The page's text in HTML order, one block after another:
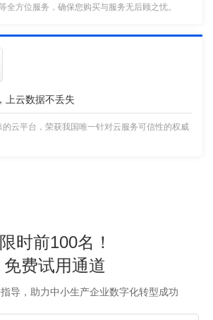
全方位服务，确保您购买与服务无后顾之忧。
上云数据不丢失
云平台，荣获我国唯一针对云服务可信性的权威
限时前100名！
免费试用通道
导，助力中小生产企业数字化转型成功